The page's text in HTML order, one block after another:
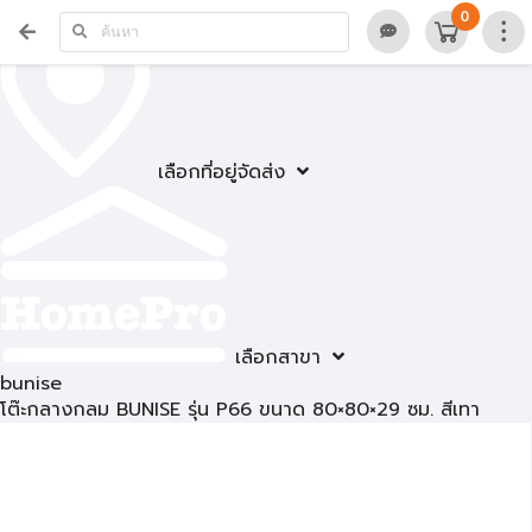
เลือกที่อยู่จัดส่ง
เลือกสาขา
0
bunise
โต๊ะกลางกลม BUNISE รุ่น P66 ขนาด 80×80×29 ซม. สีเทา